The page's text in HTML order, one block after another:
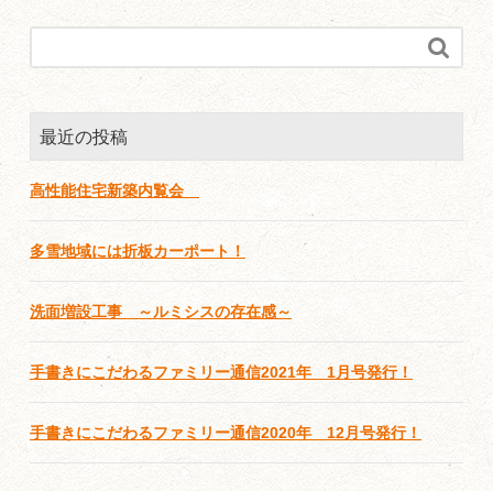

最近の投稿
高性能住宅新築内覧会
多雪地域には折板カーポート！
洗面増設工事 ～ルミシスの存在感～
手書きにこだわるファミリー通信2021年 1月号発行！
手書きにこだわるファミリー通信2020年 12月号発行！